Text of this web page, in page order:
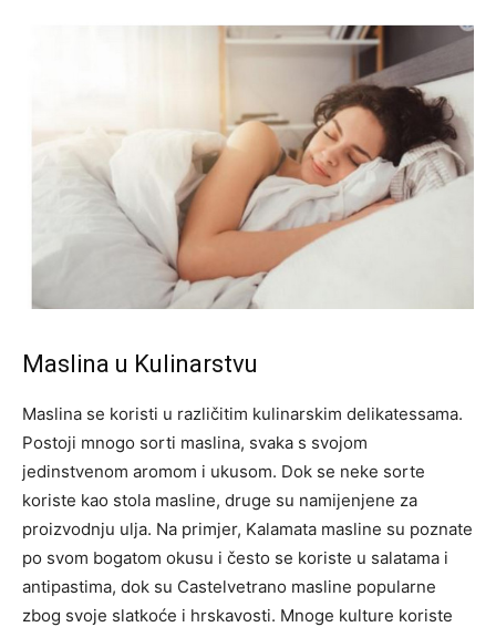
Maslina u Kulinarstvu
Maslina se koristi u različitim kulinarskim delikatessama.
Postoji mnogo sorti maslina, svaka s svojom
jedinstvenom aromom i ukusom. Dok se neke sorte
koriste kao stola masline, druge su namijenjene za
proizvodnju ulja. Na primjer, Kalamata masline su poznate
po svom bogatom okusu i često se koriste u salatama i
antipastima, dok su Castelvetrano masline popularne
zbog svoje slatkoće i hrskavosti. Mnoge kulture koriste